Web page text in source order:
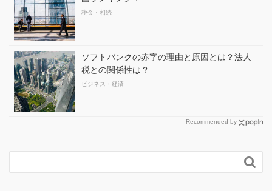
税金・相続
ソフトバンクの赤字の理由と原因とは？法人
税との関係性は？
ビジネス・経済
Recommended by
